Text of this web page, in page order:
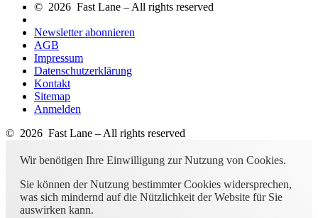
© 2026 Fast Lane – All rights reserved
Newsletter abonnieren
AGB
Impressum
Datenschutzerklärung
Kontakt
Sitemap
Anmelden
© 2026 Fast Lane – All rights reserved
Wir benötigen Ihre Einwilligung zur Nutzung von Cookies.
Sie können der Nutzung bestimmter Cookies widersprechen,
was sich mindernd auf die Nützlichkeit der Website für Sie
auswirken kann.